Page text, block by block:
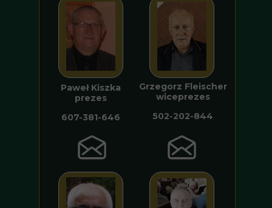
Grzegorz Fleischer
wiceprezes
502-202-844
Paweł Kiszka
prezes
607-381-646